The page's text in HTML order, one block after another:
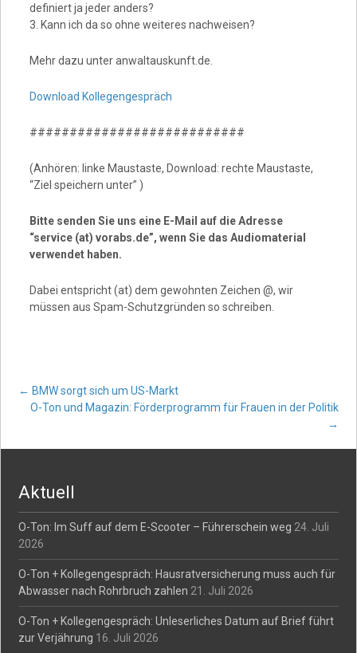
definiert ja jeder anders?
3. Kann ich da so ohne weiteres nachweisen?
Mehr dazu unter anwaltauskunft.de.
Download Kollegengespräch
###########################
(Anhören: linke Maustaste, Download: rechte Maustaste,
“Ziel speichern unter” )
Bitte senden Sie uns eine E-Mail auf die Adresse
“service (at) vorabs.de”, wenn Sie das Audiomaterial
verwendet haben.
Dabei entspricht (at) dem gewohnten Zeichen @, wir
müssen aus Spam-Schutzgründen so schreiben.
Post
navigation
← BMW sorgt sich um US-Markt
O-Ton und Magazin: Förderprogramm für Frauen in der Politik
→
Aktuell
O-Ton: Im Suff auf dem E-Scooter – Führerschein weg 24. Juli
2026
O-Ton + Kollegengespräch: Hausratversicherung muss auch für
Abwasser nach Rohrbruch zahlen 21. Juli 2026
O-Ton + Kollegengespräch: Unleserliches Datum auf Brief führt
zur Verjährung 16. Juli 2026